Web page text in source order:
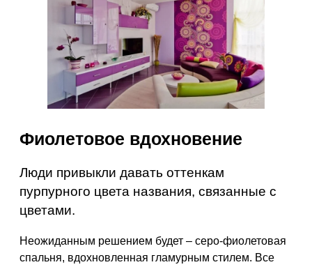
Фиолетовое вдохновение
Люди привыкли давать оттенкам
пурпурного цвета названия, связанные с
цветами.
Неожиданным решением будет – серо-фиолетовая
спальня, вдохновленная гламурным стилем. Все